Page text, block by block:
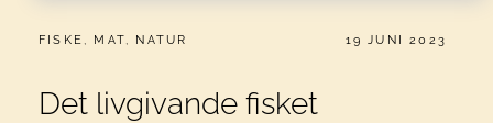
CATEGORIES:
FISKE , MAT, NATUR PUBLICERAT
19 JUNI 2023
Det livgivande fisket